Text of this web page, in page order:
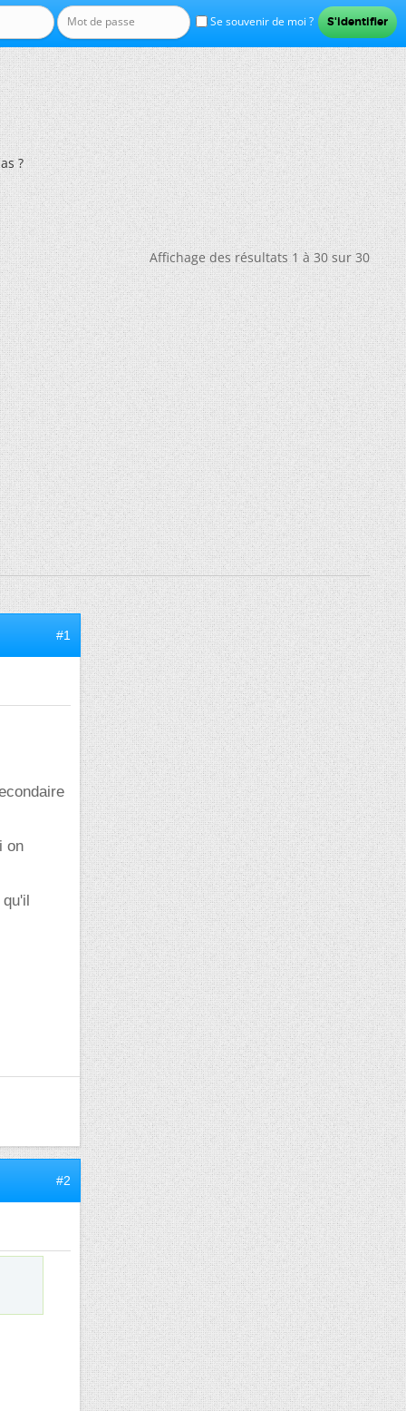
Se souvenir de moi ?
?
Affichage des résultats 1 à 30 sur 30
#1
on
#2